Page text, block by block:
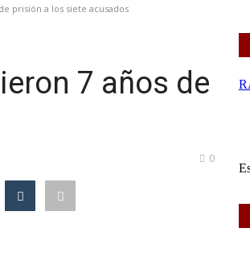
prisión a los siete acusados
7 años de
0